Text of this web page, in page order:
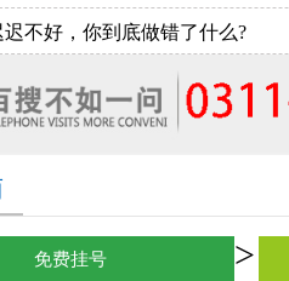
不好，你到底做错了什么?
免费挂号